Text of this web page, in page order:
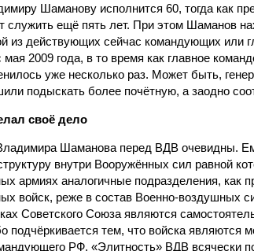
Шаманову исполнится 60, тогда как
служить ещё пять лет. При этом Шаманов
из действующих сейчас командующих или
мая 2009 года, в то время как главное
уже несколько раз. Может быть,
подыскать более почётную, а заодно
своё дело
Шаманова перед ВДВ очевидны.
внутри Вооружённых сил равной
армиях аналогичные подразделения, как
войск, реже в состав Военно-воздушных
Советского Союза являются
подчёркивается тем, что войска являются
РФ. «Элитность» ВДВ всячески